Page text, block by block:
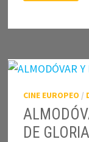
CINE EUROPEO /
DE GLORIA